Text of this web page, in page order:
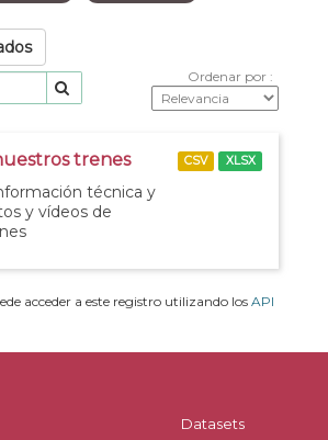
Ordenar por
trenes
técnica y
y vídeos de
CSV XLSX
acceder a este registro utilizando los API
Datasets